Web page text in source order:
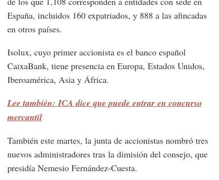
España, incluidos 160 expatriados, y 888 a las afincadas
en otros países.
Isolux, cuyo primer accionista es el banco español
CaixaBank, tiene presencia en Europa, Estados Unidos,
Iberoamérica, Asia y África.
Lee también: ICA dice que puede entrar en concurso
mercantil
También este martes, la junta de accionistas nombró tres
nuevos administradores tras la dimisión del consejo, que
presidía Nemesio Fernández-Cuesta.